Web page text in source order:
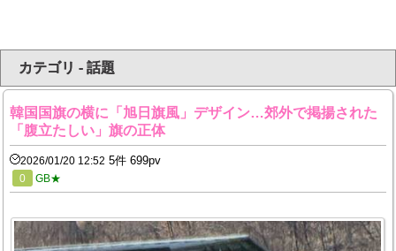
カテゴリ - 話題
韓国国旗の横に「旭日旗風」デザイン…郊外で掲揚された
「腹立たしい」旗の正体
2026/01/20 12:52 5件 699pv
0 GB★